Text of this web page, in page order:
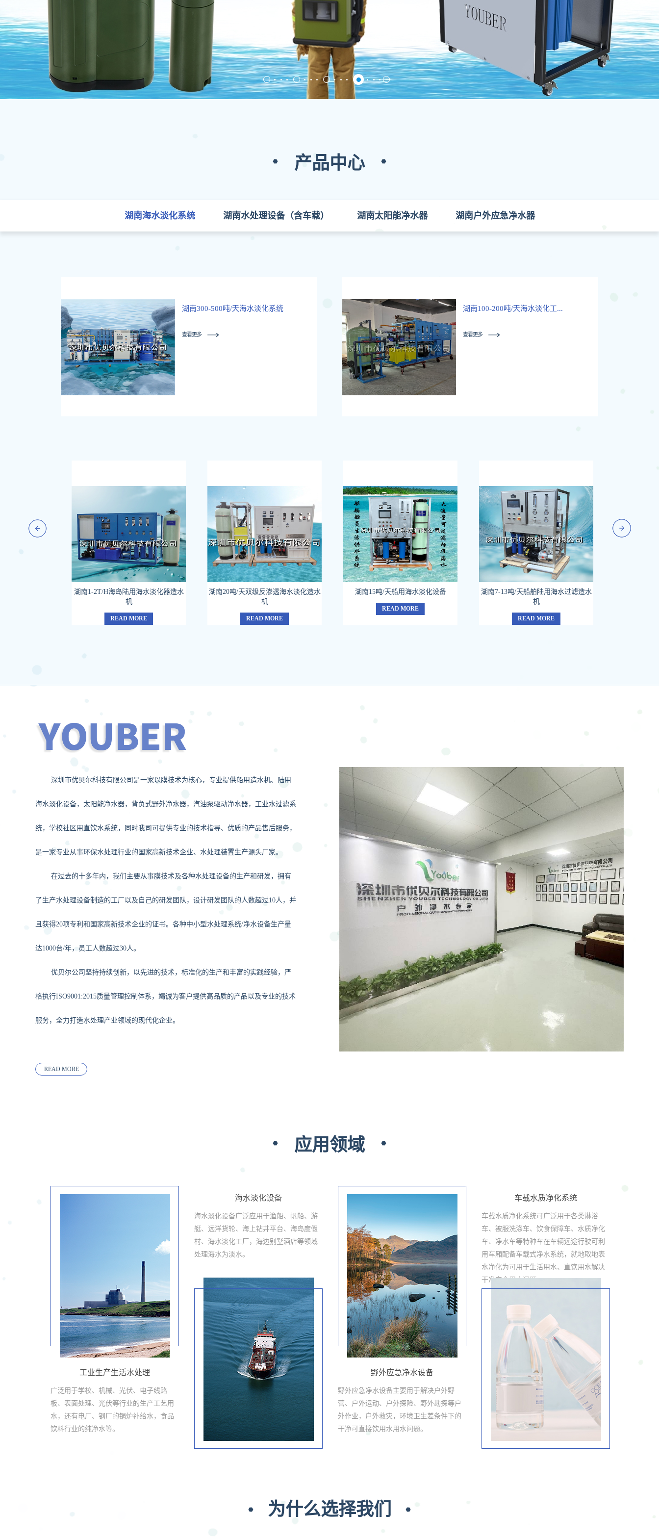
产品中心
湖南海水淡化系统 湖南水处理设备（含车载） 湖南太阳能净水器 湖南户外应急净水器
湖南300-500吨/天海水淡化系统
查看更多
湖南100-200吨/天海水淡化工...
查看更多
湖南1-2T/H海岛陆用海水淡化器造水
机
READ MORE
湖南20吨/天双级反渗透海水淡化造水
机
READ MORE
湖南15吨/天船用海水淡化设备
READ MORE
湖南7-13吨/天船舶陆用海水过滤造水
机
READ MORE
深圳市优贝尔科技有限公司是一家以膜技术为核心，专业提供船用造水机、陆用
海水淡化设备，太阳能净水器，背负式野外净水器，汽油泵驱动净水器，工业水过滤系
统，学校社区用直饮水系统，同时我司可提供专业的技术指导、优质的产品售后服务，
是一家专业从事环保水处理行业的国家高新技术企业、水处理装置生产源头厂家。
在过去的十多年内，我们主要从事膜技术及各种水处理设备的生产和研发，拥有
了生产水处理设备制造的工厂以及自己的研发团队，设计研发团队的人数超过10人 ， 并
且获得20项专利和国家高新技术企业的证书。各种中小型水处理系统/净水设备生产量
达1000台/年，员工人数超过30人。
优贝尔公司坚持持续创新，以先进的技术，标准化的生产和丰富的实践经验，严
格执行ISO9001:2015质量管理控制体系，竭诚为客户提供高品质的产品以及专业的技术
服务，全力打造水处理产业领域的现代化企业。
READ MORE
应用领域
工业生产生活水处理
广泛用于学校、机械、光伏、电子线路
板、表面处理、光伏等行业的生产工艺用
水，还有电厂、钢厂的锅炉补给水，食品
饮料行业的纯净水等。
海水淡化设备
海水淡化设备广泛应用于渔船、帆船、游
艇、远洋货轮、海上钻井平台、海岛度假
村、海水淡化工厂，海边别墅酒店等领域
处理海水为淡水。
野外应急净水设备
野外应急净水设备主要用于解决户外野
营、户外运动、户外探险、野外勘探等户
外作业，户外救灾，环境卫生差条件下的
干净可直接饮用水用水问题。
车载水质净化系统
车载水质净化系统可广泛用于各类淋浴
车、被服洗涤车、饮食保障车、水质净化
车、净水车等特种车在车辆远途行驶可利
用车厢配备车载式净水系统，就地取地表
水净化为可用于生活用水、直饮用水解决
干净安全用水问题。
为什么选择我们